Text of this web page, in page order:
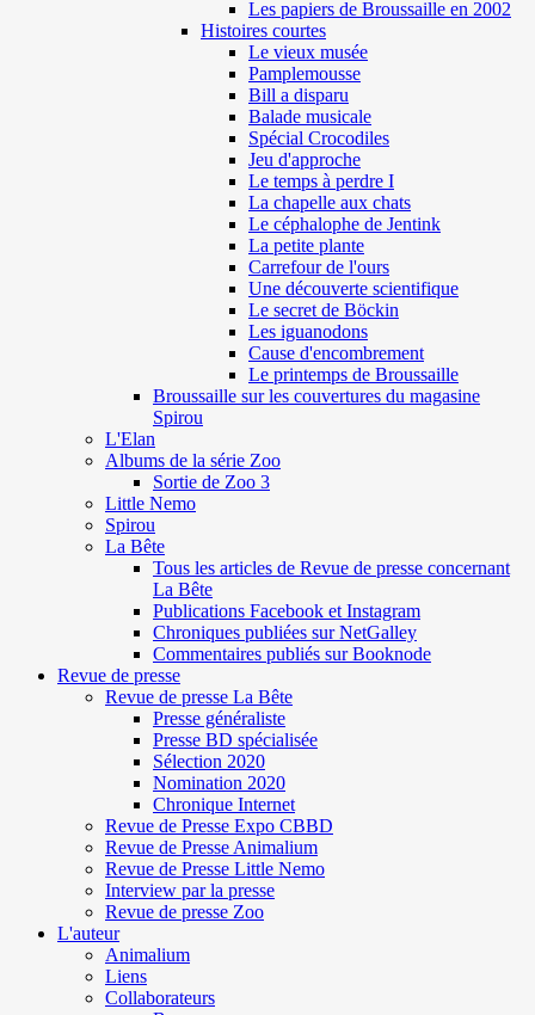
Les papiers de Broussaille en 2002
Histoires courtes
Le vieux musée
Pamplemousse
Bill a disparu
Balade musicale
Spécial Crocodiles
Jeu d'approche
Le temps à perdre I
La chapelle aux chats
Le céphalophe de Jentink
La petite plante
Carrefour de l'ours
Une découverte scientifique
Le secret de Böckin
Les iguanodons
Cause d'encombrement
Le printemps de Broussaille
Broussaille sur les couvertures du magasine
Spirou
L'Elan
Albums de la série Zoo
Sortie de Zoo 3
Little Nemo
Spirou
La Bête
Tous les articles de Revue de presse concernant
La Bête
Publications Facebook et Instagram
Chroniques publiées sur NetGalley
Commentaires publiés sur Booknode
Revue de presse
Revue de presse La Bête
Presse généraliste
Presse BD spécialisée
Sélection 2020
Nomination 2020
Chronique Internet
Revue de Presse Expo CBBD
Revue de Presse Animalium
Revue de Presse Little Nemo
Interview par la presse
Revue de presse Zoo
L'auteur
Animalium
Liens
Collaborateurs